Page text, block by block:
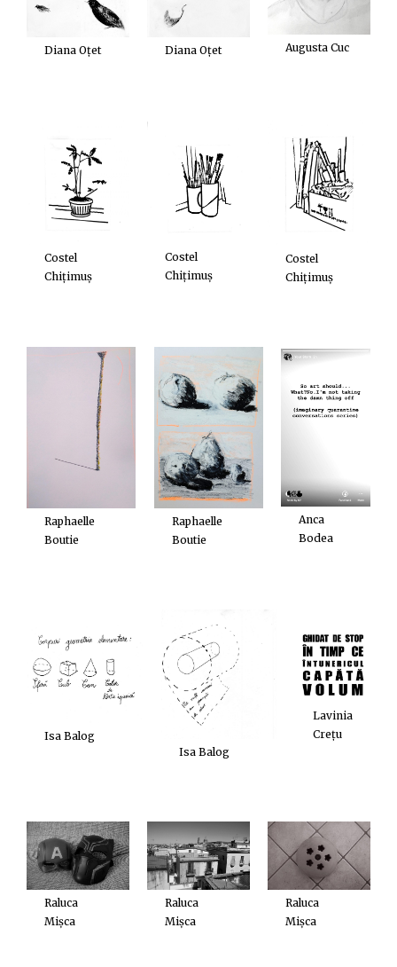
Diana Oțet Diana Oțet Augusta Cuc
Costel
Chițimuș
Costel
Chițimuș
Costel
Chițimuș
Raphaelle
Boutie
Raphaelle
Boutie
Anca
Bodea
Isa Balog
Isa Balog
Lavinia
Crețu
Raluca
Mișca
Raluca
Mișca
Raluca
Mișca